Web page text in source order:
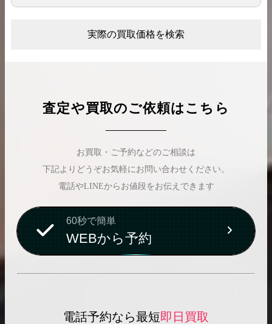
実際の買取価格を検索
査定や買取のご依頼はこちら
お買取・ご予約などのご相談は
下記よりどうぞお気軽にお問い合わせください。
電話やLINEからお値段をお伝えできます
60秒で簡単
WEBから予約
電話予約なら最短即日買取